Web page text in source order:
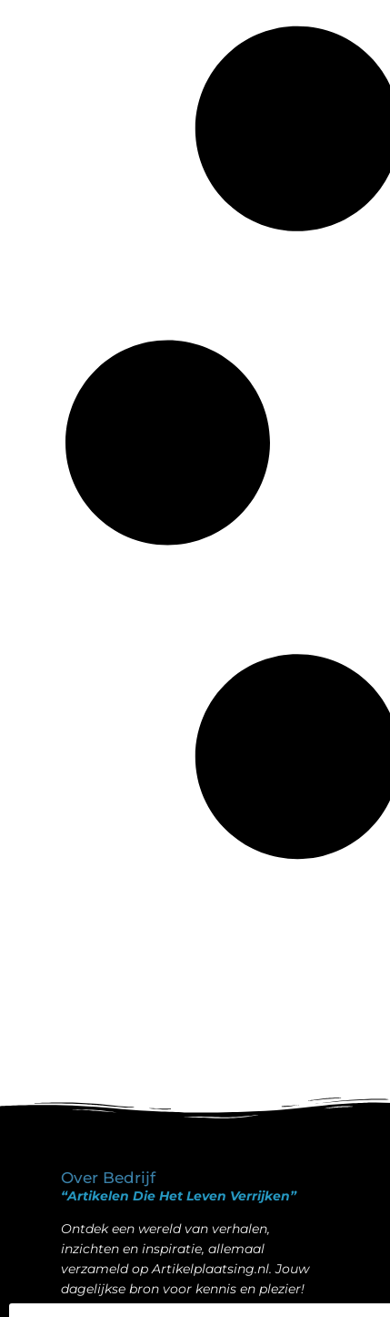
Over Bedrijf
“Artikelen Die Het Leven Verrijken”
Ontdek een wereld van verhalen,
inzichten en inspiratie, allemaal
verzameld op Artikelplaatsing.nl. Jouw
dagelijkse bron voor kennis en plezier!